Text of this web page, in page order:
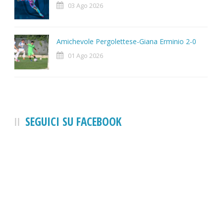
03 Ago 2026
Amichevole Pergolettese-Giana Erminio 2-0
01 Ago 2026
SEGUICI SU FACEBOOK